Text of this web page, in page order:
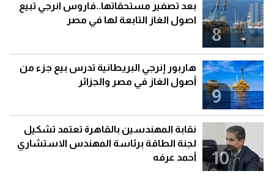
8
بعد تصفير مستحقاتها..فاروس انرجي تبيع
اصول الغاز التابعة لها في مصر
9
هاربور إنرجي البريطانية تدرس بيع جزء من
أصول الغاز في مصر والجزائر
10
نقابة المهندسين بالقاهرة تعتمد تشكيل
لجنة الطاقة برئاسة المهندس الاستشاري
أحمد عرفه